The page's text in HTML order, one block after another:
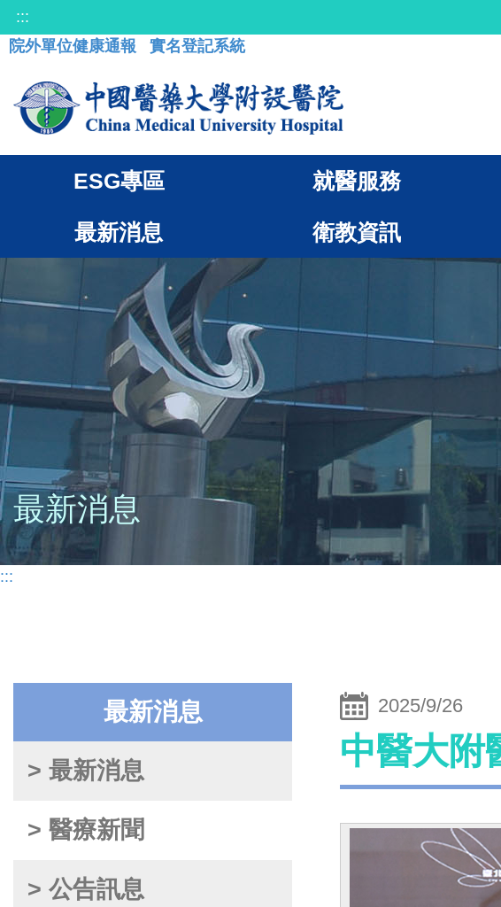
:::
院外單位健康通報
實名登記系統
ESG專區 就醫服務
最新消息 衛教資訊
最新消息
:::
最新消息
> 最新消息
> 醫療新聞
> 公告訊息
2025/9/26
中醫大附